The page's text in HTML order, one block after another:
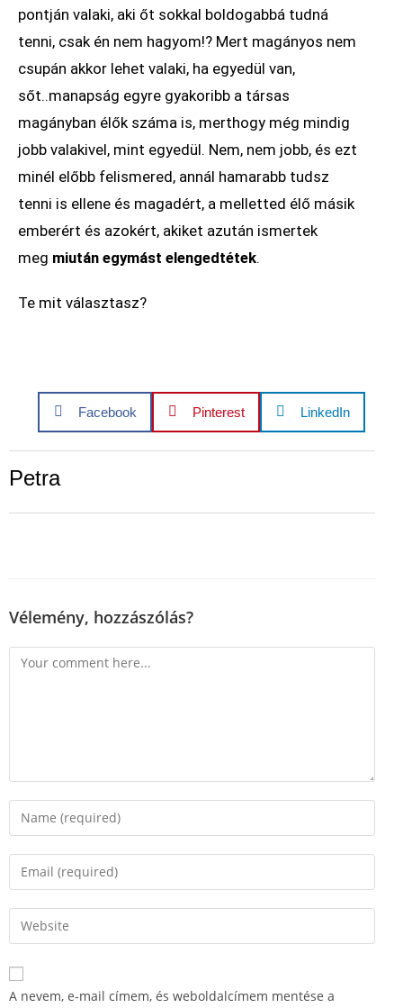
pontján valaki, aki őt sokkal boldogabbá tudná
tenni, csak én nem hagyom!? Mert magányos nem
csupán akkor lehet valaki, ha egyedül van,
sőt..manapság egyre gyakoribb a társas
magányban élők száma is, merthogy még mindig
jobb valakivel, mint egyedül. Nem, nem jobb, és ezt
minél előbb felismered, annál hamarabb tudsz
tenni is ellene és magadért, a melletted élő másik
emberért és azokért, akiket azután ismertek
meg miután egymást elengedtétek.
Te mit választasz?
Facebook Pinterest LinkedIn
Petra
Vélemény, hozzászólás?
A nevem, e-mail címem, és weboldalcímem mentése a